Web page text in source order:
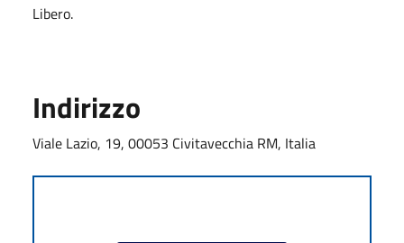
Libero.
Indirizzo
Viale Lazio, 19, 00053 Civitavecchia RM, Italia